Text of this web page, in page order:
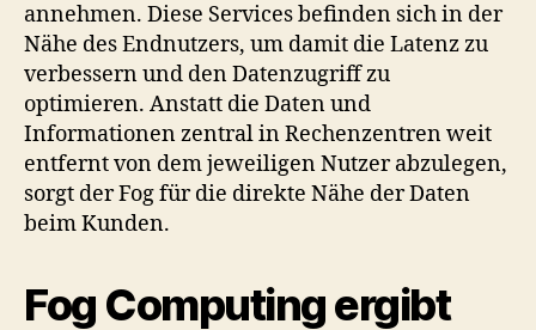
annehmen. Diese Services befinden sich in der
Nähe des Endnutzers, um damit die Latenz zu
verbessern und den Datenzugriff zu
optimieren. Anstatt die Daten und
Informationen zentral in Rechenzentren weit
entfernt von dem jeweiligen Nutzer abzulegen,
sorgt der Fog für die direkte Nähe der Daten
beim Kunden.
Fog Computing ergibt